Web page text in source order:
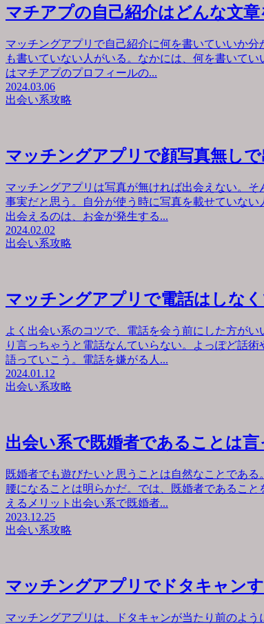
マチアプの自己紹介はどんな文
マッチングアプリで自己紹介に何を書いていいか
も書いていない人がいる。なかには、何を書いて
はマチアプのプロフィールの...
2024.03.06
出会い系攻略
マッチングアプリで顔写真無し
マッチングアプリは写真が無ければ出会えない。
事実だと思う。自分が使う時に写真を載せていな
出会えるのは、お金が発生する...
2024.02.02
出会い系攻略
マッチングアプリで電話はしな
よく出会い系のコツで、電話を会う前にした方が
り言っちゃうと電話なんていらない。よっぽど話
語っていこう。電話を嫌がる人...
2024.01.12
出会い系攻略
出会い系で既婚者であることは
既婚者でも遊びたいと思うことは自然なことであ
腰になることは明らかだ。では、既婚者であるこ
えるメリット出会い系で既婚者...
2023.12.25
出会い系攻略
マッチングアプリでドタキャン
マッチングアプリは、ドタキャンが当たり前のよ